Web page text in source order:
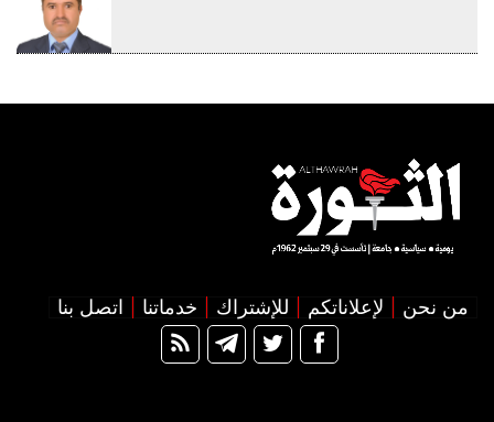
من نحن لإعلاناتكم للإشتراك خدماتنا اتصل بنا